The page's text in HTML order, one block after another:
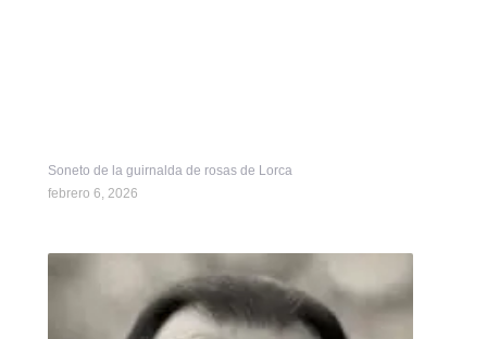
Soneto de la guirnalda de rosas de Lorca
febrero 6, 2026